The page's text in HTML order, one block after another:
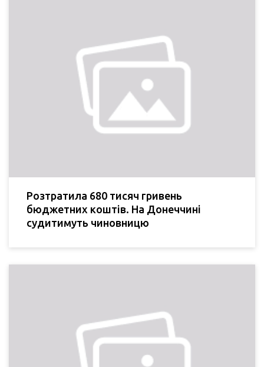
Розтратила 680 тисяч гривень
бюджетних коштів. На Донеччині
судитимуть чиновницю